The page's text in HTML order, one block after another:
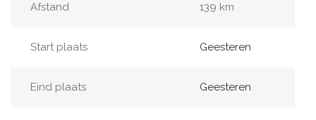
Afstand 139 km
Start plaats Geesteren
Eind plaats Geesteren